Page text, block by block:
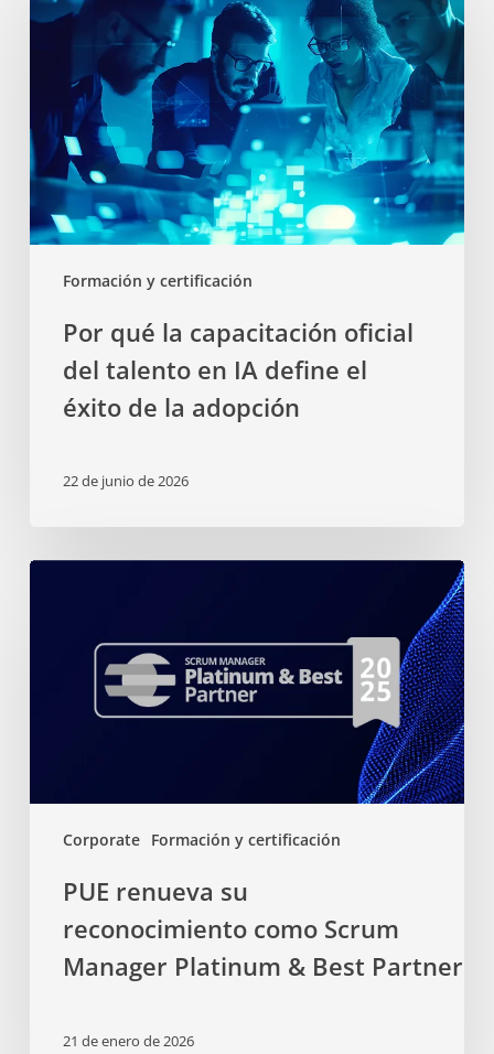
Formación y certificación
Por qué la capacitación oficial
del talento en IA define el
éxito de la adopción
22 de junio de 2026
Corporate Formación y certificación
PUE renueva su
reconocimiento como Scrum
Manager Platinum & Best Partner
21 de enero de 2026